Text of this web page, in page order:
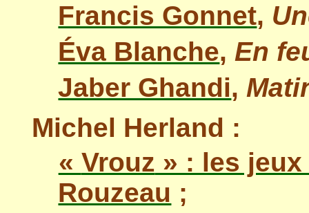
Francis Gonnet,
Éva Blanche, En
Jaber Ghandi,
Michel Herland :
« Vrouz » : les
Rouzeau ;